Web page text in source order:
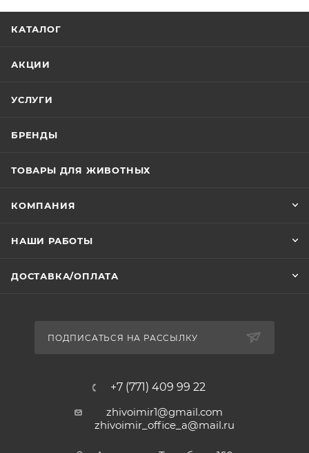
КАТАЛОГ
АКЦИИ
УСЛУГИ
БРЕНДЫ
ТОВАРЫ ДЛЯ ЖИВОТНЫХ
КОМПАНИЯ
НАШИ РАБОТЫ
ДОСТАВКА/ОПЛАТА
ПОДПИСАТЬСЯ НА РАССЫЛКУ
+7 (771) 409 99 22
zhivoimir1@gmail.com
zhivoimir_office_a@mail.ru